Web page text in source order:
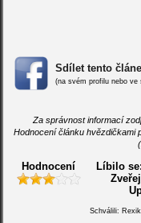
Sdílet tento
(na svém profilu nebo
Za správnost informací
Hodnocení článku hvězdičkami
Hodnocení Líbilo se:
Schválili: Rexik